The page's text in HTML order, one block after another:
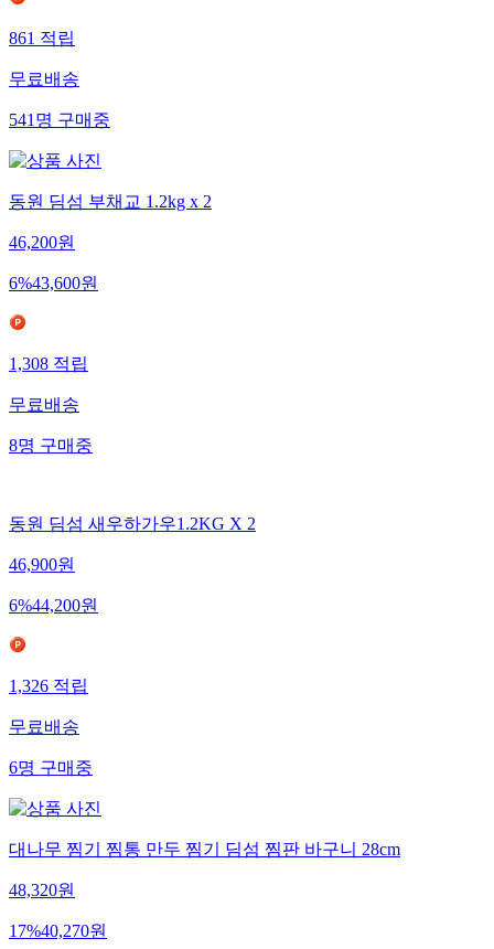
861적립
무료배송
541명구매중
동원 딤섬 부채교 1.2kg x 2
46,200원
6%43,600원
1,308적립
무료배송
8명구매중
동원 딤섬 새우하가우1.2KG X 2
46,900원
6%44,200원
1,326적립
무료배송
6명구매중
대나무 찜기 찜통 만두 찜기 딤섬 찜판 바구니 28cm
48,320원
17%40,270원